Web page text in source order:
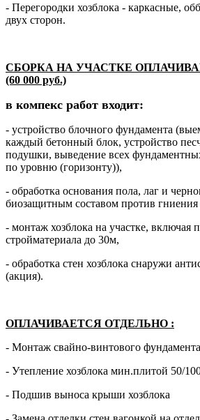
- Перегородки хозблока - каркасные,
двух сторон.
СБОРКА НА УЧАСТКЕ
(60 000 руб.)
в компекс работ входит:
- устройство блочного фундамента
каждый бетонный блок, устройство
подушки, выведение всех
по уровню (горизонту)),
- обработка основания пола, лаг и
биозащитным составом против гниения
- монтаж хозблока на участке, включая
стройматериала до 30м,
- обработка стен хозблока снаружи
(акция).
ОПЛАЧИВАЕТСЯ ОТДЕЛЬНО :
- Монтаж свайно-винтового фундамента
- Утепление хозблока мин.плитой 50/
- Подшив выноса крыши хозблока